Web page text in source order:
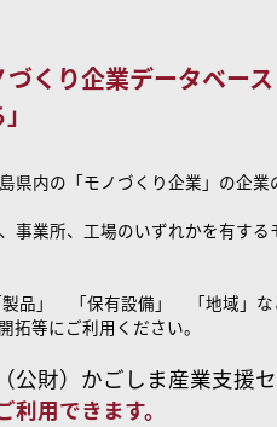
くり企業データベース
県内の「モノづくり企業」の企
事業所、工場のいずれかを有す
品」 「保有設備」 「地域」な
拓等にご利用ください。
公財）かごしま産業支援セ
利用できます。